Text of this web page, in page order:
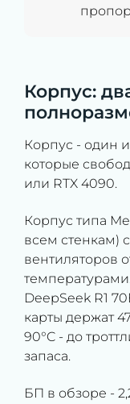
Корпус:
Корпус - один
которые
или RTX 4090.
Корпус типа
всем стенкам)
вентиляторов
DeepSeek R1
карты держат
90°C - до
запаса.
БП в обзоре -